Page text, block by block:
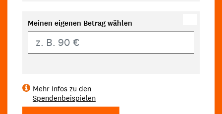
Meinen eigenen Betrag wählen
Mehr Infos zu den
Spendenbeispielen